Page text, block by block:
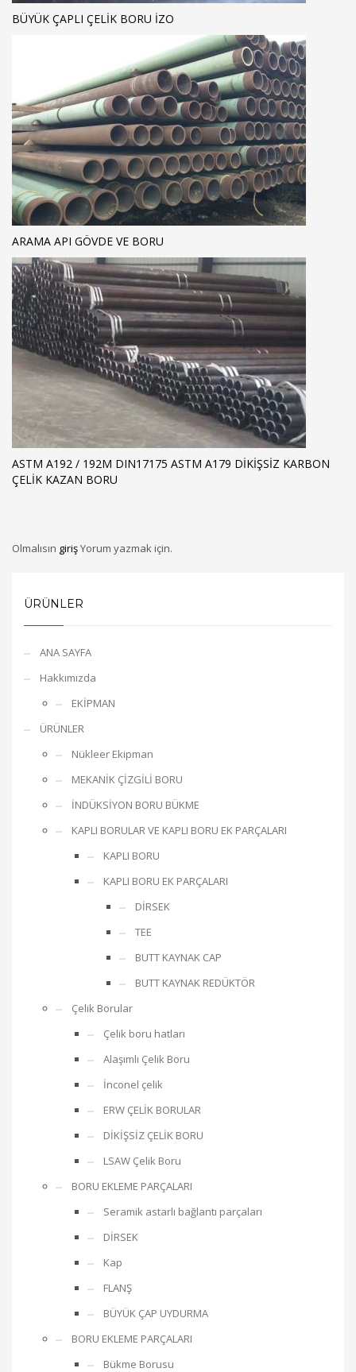
BÜYÜK ÇAPLI ÇELIK BORU IZO
ARAMA API GÖVDE VE BORU
ASTM A192 / 192M DIN17175 ASTM A179 DIKIŞSIZ KARBON
ÇELIK KAZAN BORU
Olmalısın girişYorum yazmak için.
ÜRÜNLER
ANA SAYFA
Hakkımızda
EKİPMAN
ÜRÜNLER
Nükleer Ekipman
MEKANİK ÇİZGİLİ BORU
İNDÜKSİYON BORU BÜKME
KAPLI BORULAR VE KAPLI BORU EK PARÇALARI
KAPLI BORU
KAPLI BORU EK PARÇALARI
DİRSEK
TEE
BUTT KAYNAK CAP
BUTT KAYNAK REDÜKTÖR
Çelik Borular
Çelik boru hatları
Alaşımlı Çelik Boru
İnconel çelik
ERW ÇELİK BORULAR
DİKİŞSİZ ÇELİK BORU
LSAW Çelik Boru
BORU EKLEME PARÇALARI
Seramik astarlı bağlantı parçaları
DİRSEK
Kap
FLANŞ
BÜYÜK ÇAP UYDURMA
BORU EKLEME PARÇALARI
Bükme Borusu